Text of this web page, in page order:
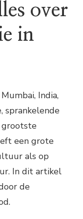
over
in
India,
sprankelende
grootste
een grote
als op
In dit artikel
de